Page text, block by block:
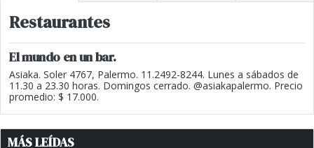
Restaurantes
El mundo en un bar.
Asiaka. Soler 4767, Palermo. 11.2492-8244. Lunes a sábados de
11.30 a 23.30 horas. Domingos cerrado. @asiakapalermo. Precio
promedio: $ 17.000.
MÁS LEÍDAS